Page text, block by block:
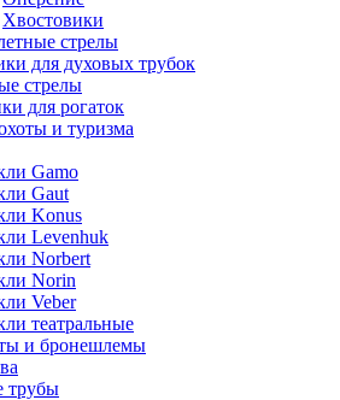
Хвостовики
стрелы
для духовых трубок
стрелы
для рогаток
и туризма
Gamo
Gaut
Konus
Levenhuk
Norbert
Norin
Veber
театральные
и бронешлемы
трубы